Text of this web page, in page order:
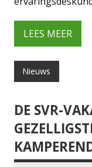
LEES MEER
Nieuws
DE SVR-